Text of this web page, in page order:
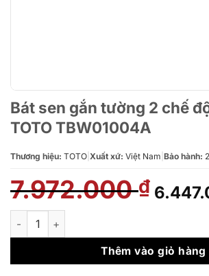
Bát sen gắn tường 2 chế
TOTO TBW01004A
Thương hiệu: TOTO Xuất xứ: Việt Nam Bảo hành:
7.972.000₫ Giá
gốc
Bát sen gắn tường 2 chế độ massage
Thêm vào giỏ hàng